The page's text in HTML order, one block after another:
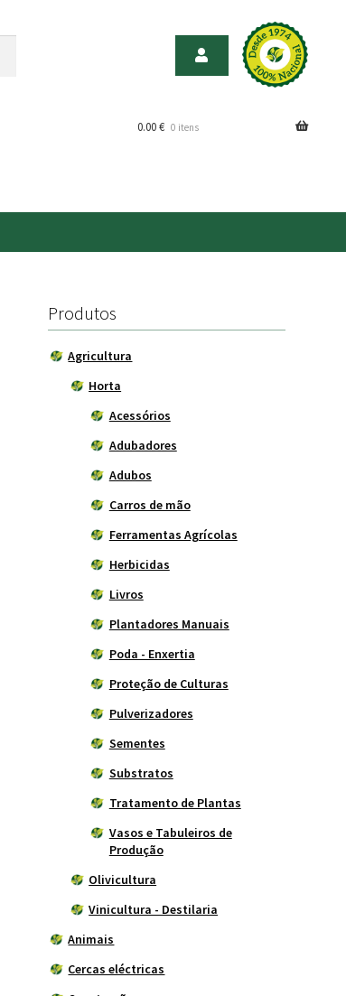
0.00€ 0 itens
Produtos
Agricultura
Horta
Acessórios
Adubadores
Adubos
Carros de mão
Ferramentas Agrícolas
Herbicidas
Livros
Plantadores Manuais
Poda - Enxertia
Proteção de Culturas
Pulverizadores
Sementes
Substratos
Tratamento de Plantas
Vasos e Tabuleiros de
Produção
Olivicultura
Vinicultura - Destilaria
Animais
Cercas eléctricas